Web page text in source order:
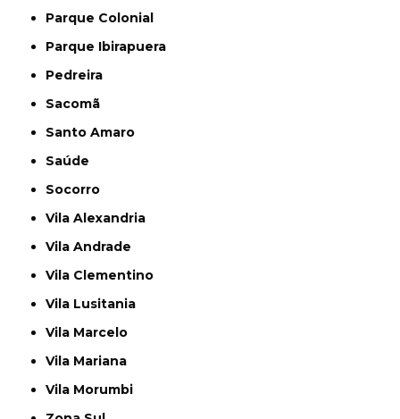
Parque Colonial
Parque Ibirapuera
Pedreira
Sacomã
Santo Amaro
Saúde
Socorro
Vila Alexandria
Vila Andrade
Vila Clementino
Vila Lusitania
Vila Marcelo
Vila Mariana
Vila Morumbi